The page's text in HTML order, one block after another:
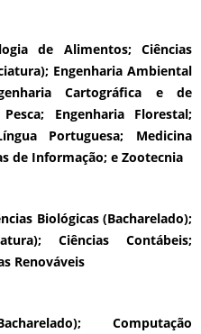
de Alimentos; Ciências
Engenharia Ambiental
Cartográfica e de
Engenharia Florestal;
Portuguesa; Medicina
de Informação; e Zootecnia
Biológicas (Bacharelado);
Ciências Contábeis;
Renováveis
Computação